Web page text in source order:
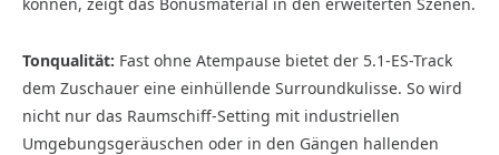
Tonqualität: Fast ohne Atempause bietet der 5.1-ES-Track
dem Zuschauer eine einhüllende Surroundkulisse. So wird
nicht nur das Raumschiff-Setting mit industriellen
Umgebungsgeräuschen oder in den Gängen hallenden